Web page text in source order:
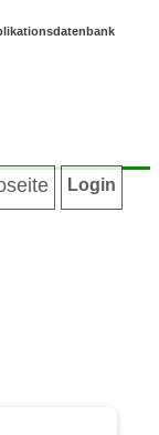
Login